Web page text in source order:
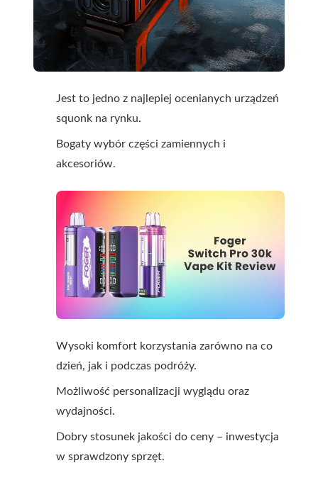
Jest to jedno z najlepiej ocenianych urządzeń
squonk na rynku.
Bogaty wybór części zamiennych i
akcesoriów.
Wysoki komfort korzystania zarówno na co
dzień, jak i podczas podróży.
Możliwość personalizacji wyglądu oraz
wydajności.
Dobry stosunek jakości do ceny – inwestycja
w sprawdzony sprzęt.